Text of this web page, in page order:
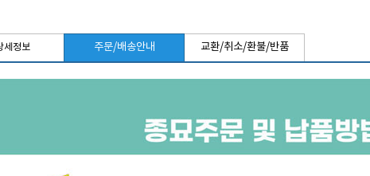
세정보 주문/배송안내 교환/취소/환불/반품